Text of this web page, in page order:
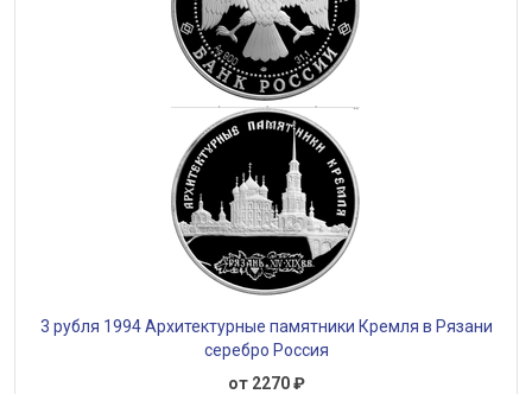
3 рубля 1994 Архитектурные памятники Кремля в Рязани
серебро Россия
от 2270 ₽